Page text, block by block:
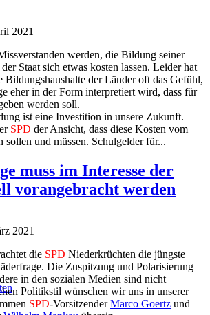
2021
werden, die Bildung seiner
Staat sich etwas kosten lassen. Leider hat
der Länder oft das Gefühl,
eher in der Form interpretiert wird, dass für
werden soll.
ist eine Investition in unsere Zukunft.
SPD der Ansicht, dass diese Kosten vom
sollen und müssen. Schulgelder für...
muss im Interesse der
vorangebracht werden
2021
die SPD Niederkrüchten die jüngste
Die Zuspitzung und Polarisierung
in den sozialen Medien sind nicht
Politikstil wünschen wir uns in unserer
SPD-VorsitzenderMarco Goertz und